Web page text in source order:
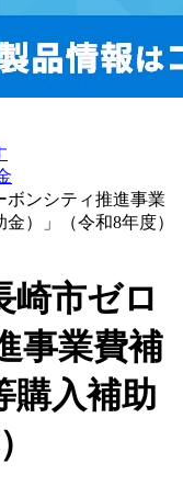
ボンシティ推進事業
）」（令和8年度）
崎市ゼロ
事業費補
購入補助